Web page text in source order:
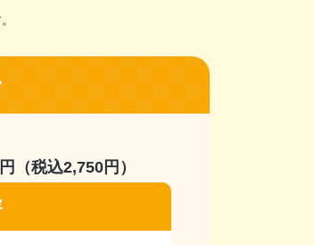
円（税込2,750円）